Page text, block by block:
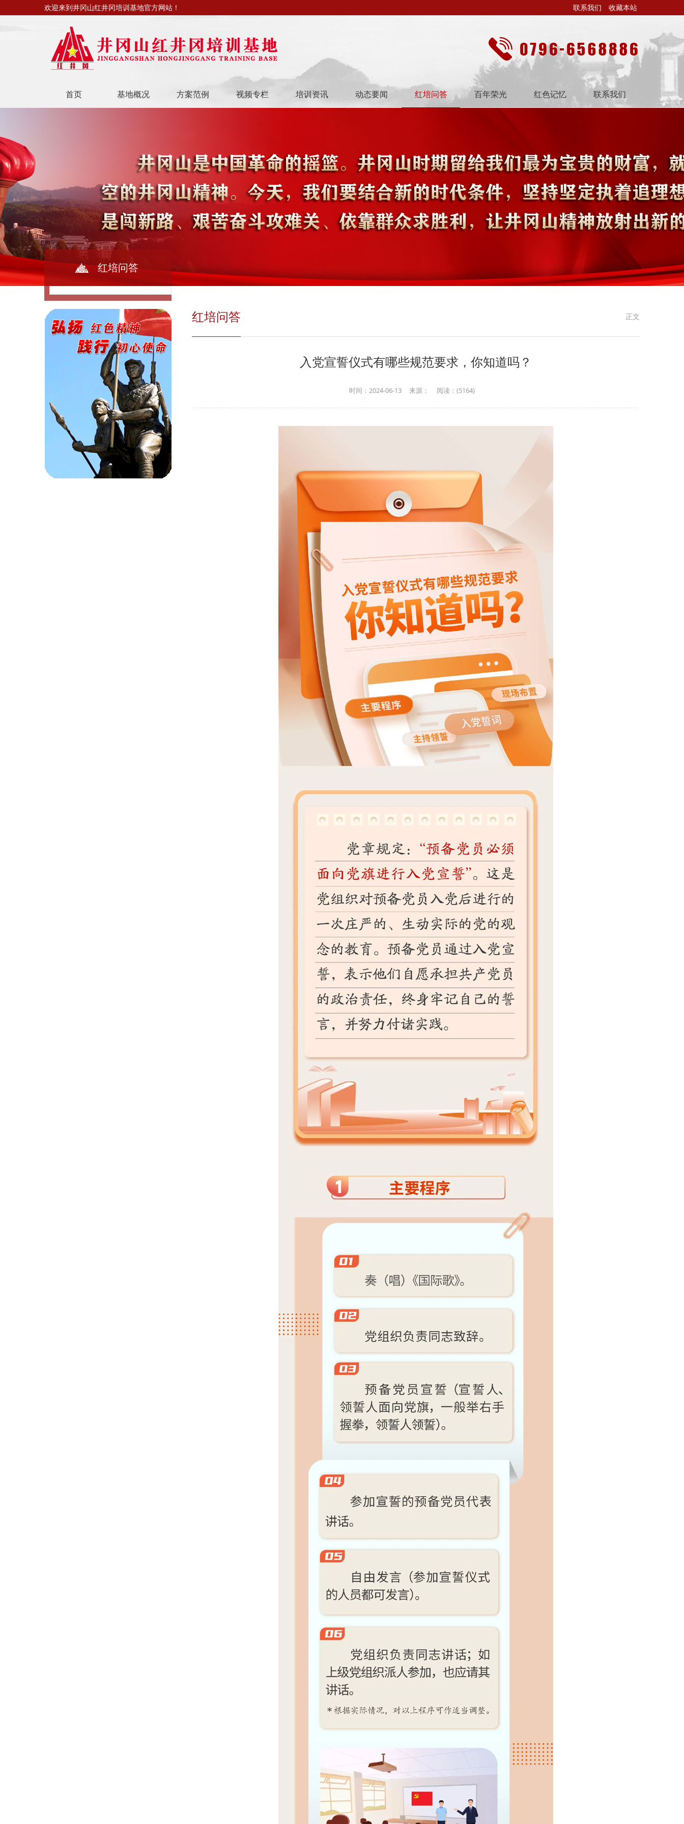
欢迎来到井冈山红井冈培训基地官方网站！ 联系我们 收藏本站
首页 基地概况 方案范例 视频专栏 培训资讯 动态要闻 红培问答 百年荣光 红色记忆 联系我们
红培问答
红培问答 正文
入党宣誓仪式有哪些规范要求，你知道吗？
时间：2024-06-13 来源： 阅读：(5164)